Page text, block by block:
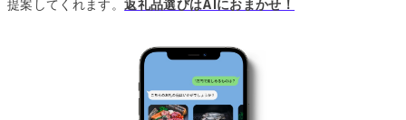
提案してくれます。返礼品選びはAIにおまかせ！